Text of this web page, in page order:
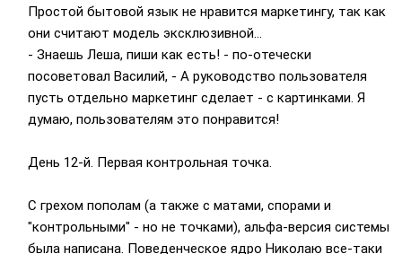
Простой бытовой язык не нравится маркетингу, так как
они считают модель эксклюзивной...
- Знаешь Леша, пиши как есть! - по-отечески
посоветовал Василий, - А руководство пользователя
пусть отдельно маркетинг сделает - с картинками. Я
думаю, пользователям это понравится!
День 12-й. Первая контрольная точка.
С грехом пополам (а также с матами, спорами и
"контрольными" - но не точками), альфа-версия системы
была написана. Поведенческое ядро Николаю все-таки